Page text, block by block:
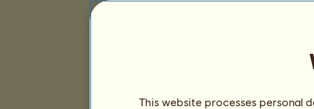
This website processes personal